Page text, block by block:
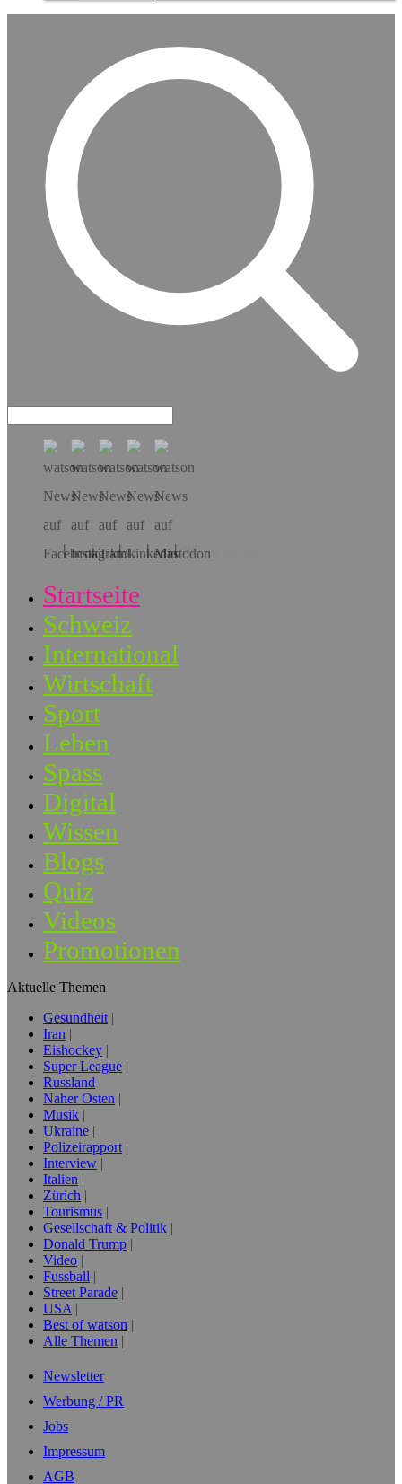
Hol dir die App!
Startseite
Schweiz
International
Wirtschaft
Sport
Leben
Spass
Digital
Wissen
Blogs
Quiz
Videos
Promotionen
Aktuelle Themen
Gesundheit
Iran
Eishockey
Super League
Russland
Naher Osten
Musik
Ukraine
Polizeirapport
Interview
Italien
Zürich
Tourismus
Gesellschaft & Politik
Donald Trump
Video
Fussball
Street Parade
USA
Best of watson
Alle Themen
Newsletter
Werbung / PR
Jobs
Impressum
AGB